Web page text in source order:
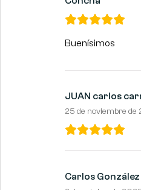
Buenísimos
JUAN carlos
25 de noviembre de
Carlos